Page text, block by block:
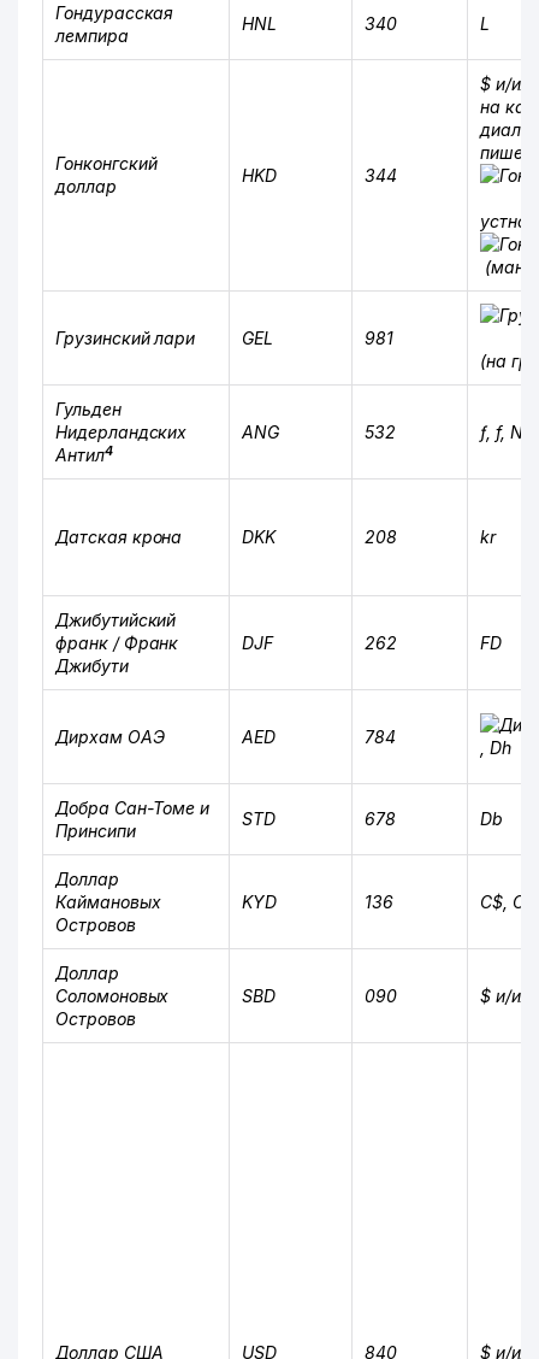
Гондурасская
лемпира
HNL 340 L
Гонконгский
доллар
HKD 344
$ и/
на
устно
(ман)
Грузинский лари GEL
981
(на
Гульден
Нидерландских
Антил4
ANG 532 ƒ, f,
Датская крона DKK 208 kr
Джибутийский
франк / Франк
Джибути
DJF 262 FD
Дирхам ОАЭ AED 784
, Dh
Добра Сан-Томе и
Принсипи
STD 678 Db
Доллар
Каймановых
Островов
KYD 136 C$, CI$
Доллар
Соломоновых
Островов
SBD 090 $ и/
Доллар США USD 840 $ и/